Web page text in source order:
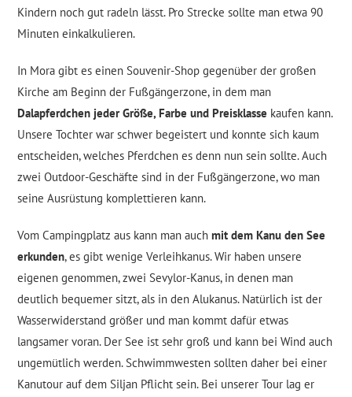
Kindern noch gut radeln lässt. Pro Strecke sollte man etwa 90
Minuten einkalkulieren.
In Mora gibt es einen Souvenir-Shop gegenüber der großen
Kirche am Beginn der Fußgängerzone, in dem man
Dalapferdchen jeder Größe, Farbe und Preisklasse kaufen kann.
Unsere Tochter war schwer begeistert und konnte sich kaum
entscheiden, welches Pferdchen es denn nun sein sollte. Auch
zwei Outdoor-Geschäfte sind in der Fußgängerzone, wo man
seine Ausrüstung komplettieren kann.
Vom Campingplatz aus kann man auchmit dem Kanu den See
erkunden, es gibt wenige Verleihkanus. Wir haben unsere
eigenen genommen, zwei Sevylor-Kanus, in denen man
deutlich bequemer sitzt, als in den Alukanus. Natürlich ist der
Wasserwiderstand größer und man kommt dafür etwas
langsamer voran. Der See ist sehr groß und kann bei Wind auch
ungemütlich werden. Schwimmwesten sollten daher bei einer
Kanutour auf dem Siljan Pflicht sein. Bei unserer Tour lag er